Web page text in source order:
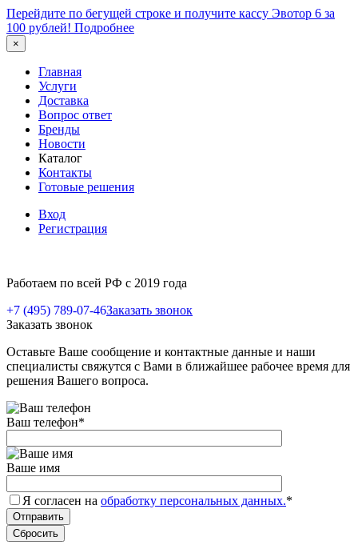
Перейдите по бегущей строке и получите кассу Эвотор 6 за
100 рублей! Подробнее
×
Главная
Услуги
Доставка
Вопрос ответ
Бренды
Новости
Каталог
Контакты
Готовые решения
Вход
Регистрация
Работаем по всей РФ с 2019 года
+7 (495) 789-07-46Заказать звонок
Заказать звонок
Оставьте Ваше сообщение и контактные данные и наши
специалисты свяжутся с Вами в ближайшее рабочее время для
решения Вашего вопроса.
Ваш телефон*
Ваше имя
Я согласен на обработку персональных данных.*